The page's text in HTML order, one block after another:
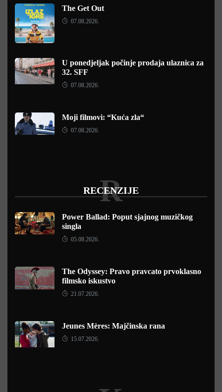
The Get Out
07.08.2026.
U ponedjeljak počinje prodaja ulaznica za
32. SFF
07.08.2026.
Moji filmovi: “Kuća zla“
07.08.2026.
RECENZIJE
R
Power Ballad: Poput sjajnog muzičkog
singla
05.08.2026.
The Odyssey: Pravo pravcato prvoklasno
filmsko iskustvo
21.07.2026.
Jeunes Mères: Majčinska rana
15.07.2026.